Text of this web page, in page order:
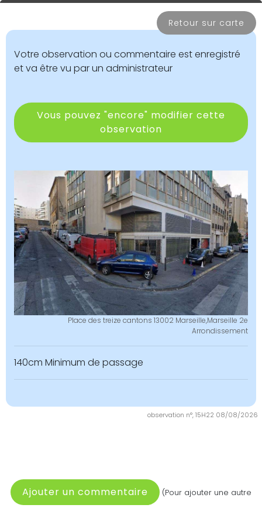
Retour sur carte
Votre observation ou commentaire est enregistré
et va être vu par un administrateur
Vous pouvez "encore" modifier cette
observation
observation n°, 15H22 08/08/2026
Place des treize cantons 13002 Marseille,Marseille 2e
Arrondissement
140cm Minimum de passage
Ajouter un commentaire (Pour ajouter une autre